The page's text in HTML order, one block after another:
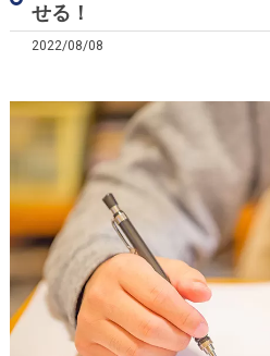
せる！
2022/08/08